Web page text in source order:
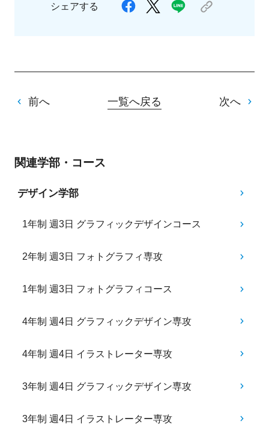
シェアする
前へ 一覧へ戻る 次へ
関連学部・コース
デザイン学部
1年制 週3日 グラフィックデザインコース
2年制 週3日 フォトグラフィ専攻
1年制 週3日 フォトグラフィコース
4年制 週4日 グラフィックデザイン専攻
4年制 週4日 イラストレーター専攻
3年制 週4日 グラフィックデザイン専攻
3年制 週4日 イラストレーター専攻